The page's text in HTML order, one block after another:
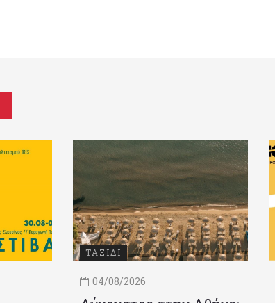
ΤΑΞΙΔΙ
04/08/2026